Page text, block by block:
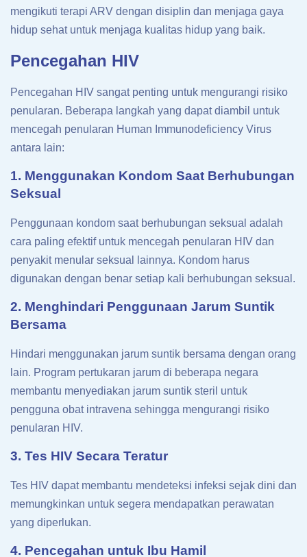
mengikuti terapi ARV dengan disiplin dan menjaga gaya
hidup sehat untuk menjaga kualitas hidup yang baik.
Pencegahan HIV
Pencegahan HIV sangat penting untuk mengurangi risiko
penularan. Beberapa langkah yang dapat diambil untuk
mencegah penularan Human Immunodeficiency Virus
antara lain:
1. Menggunakan Kondom Saat Berhubungan
Seksual
Penggunaan kondom saat berhubungan seksual adalah
cara paling efektif untuk mencegah penularan HIV dan
penyakit menular seksual lainnya. Kondom harus
digunakan dengan benar setiap kali berhubungan seksual.
2. Menghindari Penggunaan Jarum Suntik
Bersama
Hindari menggunakan jarum suntik bersama dengan orang
lain. Program pertukaran jarum di beberapa negara
membantu menyediakan jarum suntik steril untuk
pengguna obat intravena sehingga mengurangi risiko
penularan HIV.
3. Tes HIV Secara Teratur
Tes HIV dapat membantu mendeteksi infeksi sejak dini dan
memungkinkan untuk segera mendapatkan perawatan
yang diperlukan.
4. Pencegahan untuk Ibu Hamil